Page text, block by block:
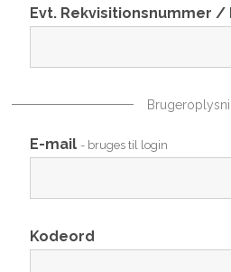
Evt. Rekvisitionsnummer /
E-mail - bruges til login
Kodeord